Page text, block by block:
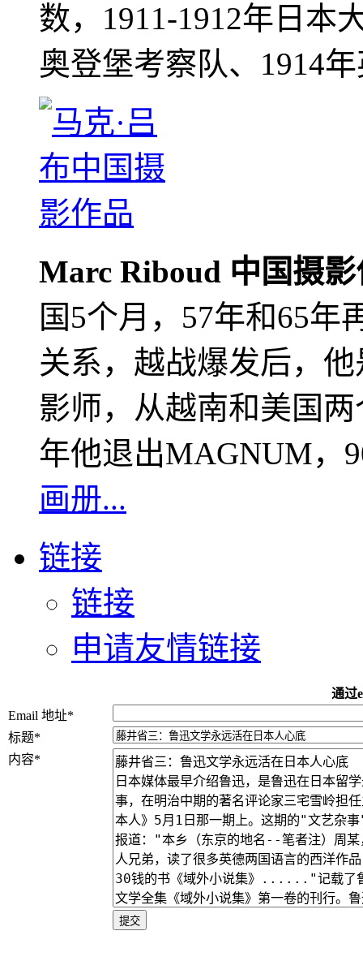
数，1911-1912年日本
奥登堡考察队、1914
Marc Riboud 中国摄
国5个月，57年和65年
关系，越战爆发后，
影师，从越南和美国
年他退出MAGNUM，
画册...
链接
链接
申请友情链接
通过
Email 地址*
标题*
内容*